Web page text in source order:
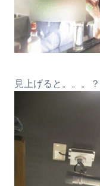
見上げると。。。？